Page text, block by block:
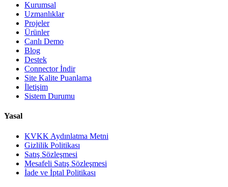
Kurumsal
Uzmanlıklar
Projeler
Ürünler
Canlı Demo
Blog
Destek
Connector İndir
Site Kalite Puanlama
İletişim
Sistem Durumu
Yasal
KVKK Aydınlatma Metni
Gizlilik Politikası
Satış Sözleşmesi
Mesafeli Satış Sözleşmesi
İade ve İptal Politikası